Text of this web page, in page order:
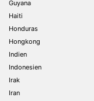
Guyana
Haiti
Honduras
Hongkong
Indien
Indonesien
Irak
Iran